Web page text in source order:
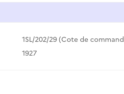
1SL/202/29 (Cote de
1927